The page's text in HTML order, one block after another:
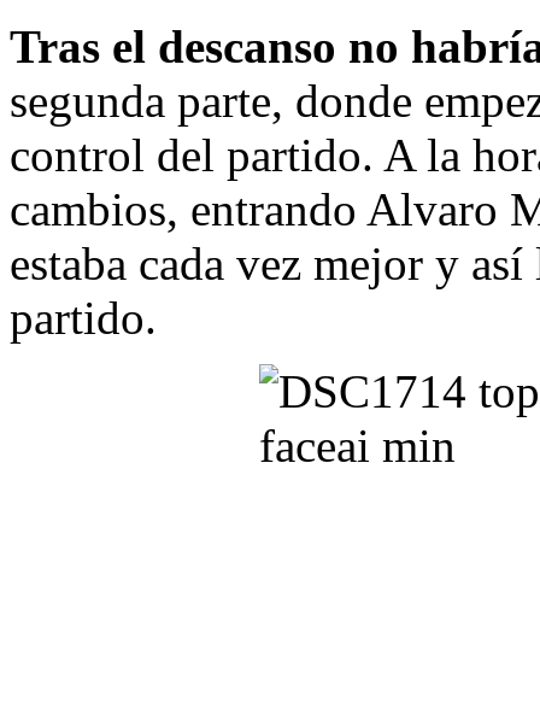
Tras el descanso no
segunda parte, donde
control del partido. A la
cambios, entrando Alvaro
estaba cada vez mejor y
partido.